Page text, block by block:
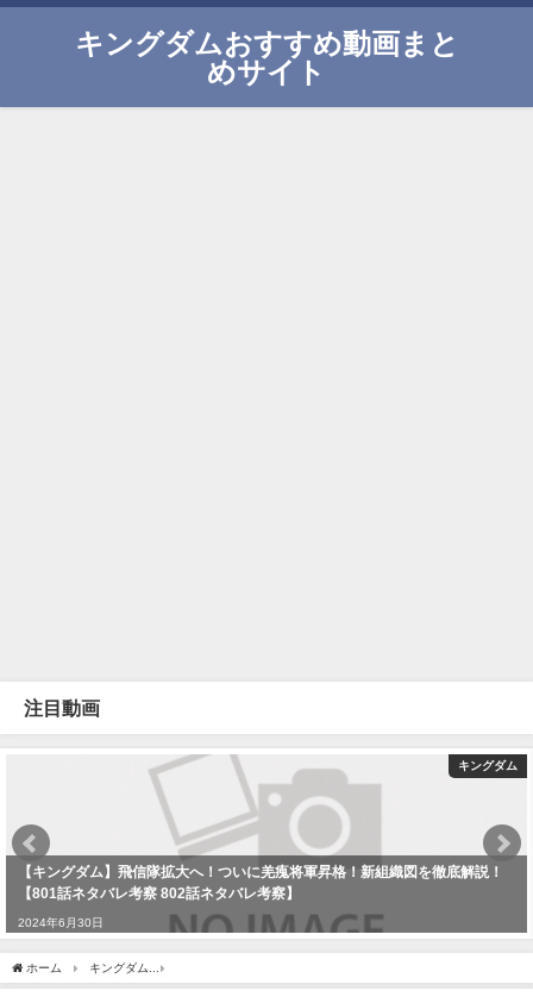
キングダムおすすめ動画まと
めサイト
注目動画
キングダム
【キングダム】飛信隊拡大へ！ついに羌瘣将軍昇格！新組織図を徹底解説！
【801話ネタバレ考察 802話ネタバレ考察】
2024年6月30日
ホーム キングダム